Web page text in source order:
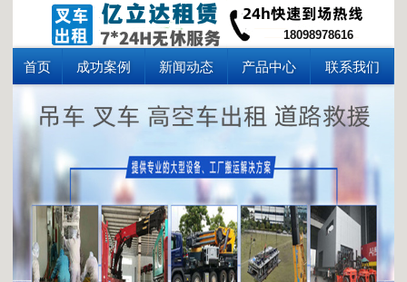
18098978616
首页 成功案例 新闻动态 产品中心 联系我们